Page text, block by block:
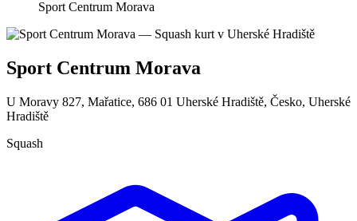
Sport Centrum Morava
Sport Centrum Morava
U Moravy 827, Mařatice, 686 01 Uherské Hradiště, Česko, Uherské
Hradiště
Squash